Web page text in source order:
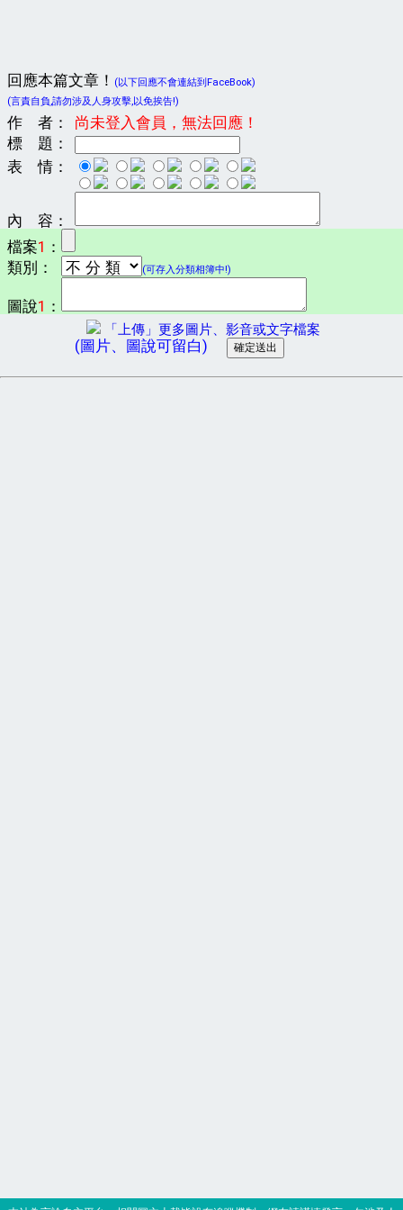
回應本篇文章！
(以下回應不會連結到FaceBook)
(言責自負,請勿涉及人身攻擊,以免挨告!)
作 者：
尚未登入會員，無法回應！
標 題：
表 情：
內 容：
檔案1 ：
類別：
(可存入分類相簿中!)
圖說1 ：
「上傳」更多圖片、影音或文字檔案
(圖片、圖說可留白)